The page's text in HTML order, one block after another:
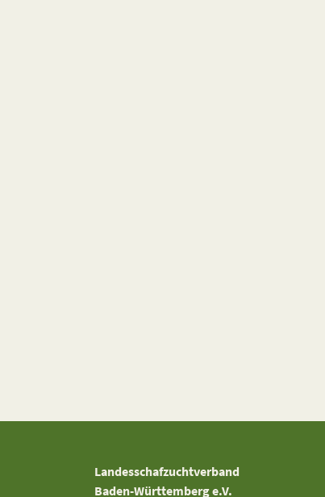
Landesschafzuchtverband
Baden-Württemberg e.V.